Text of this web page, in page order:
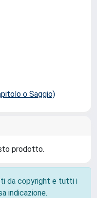
o Saggio)
prodotto.
da copyright e tutti i
indicazione.